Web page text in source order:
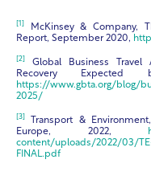
[1]
McKinsey & Company,
Report, September 2020,
[2]
Global Business Travel
Recovery
https://www.gbta.org/blog/
2025/
[3]
Transport &
Europe, 2022,
content/uploads/2022/03/
FINAL.pdf